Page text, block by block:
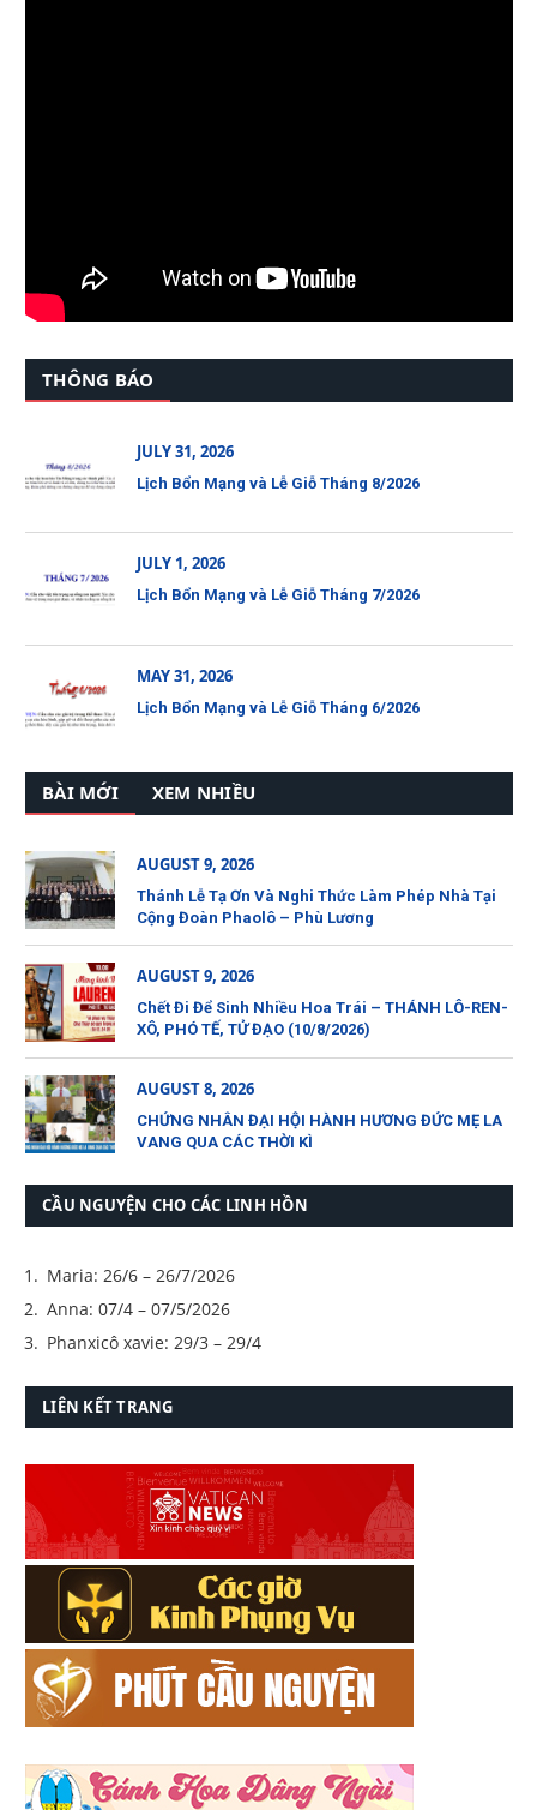
THÔNG BÁO
JULY 31, 2026
Lịch Bổn Mạng và Lễ Giỗ Tháng 8/2026
JULY 1, 2026
Lịch Bổn Mạng và Lễ Giỗ Tháng 7/2026
MAY 31, 2026
Lịch Bổn Mạng và Lễ Giỗ Tháng 6/2026
BÀI MỚI XEM NHIỀU
AUGUST 9, 2026
Thánh Lễ Tạ Ơn Và Nghi Thức Làm Phép Nhà Tại
Cộng Đoàn Phaolô – Phù Lương
AUGUST 9, 2026
Chết Đi Để Sinh Nhiều Hoa Trái – THÁNH LÔ-REN-
XÔ, PHÓ TẾ, TỬ ĐẠO (10/8/2026)
AUGUST 8, 2026
CHỨNG NHÂN ĐẠI HỘI HÀNH HƯƠNG ĐỨC MẸ LA
VANG QUA CÁC THỜI KÌ
CẦU NGUYỆN CHO CÁC LINH HỒN
Maria: 26/6 – 26/7/2026
Anna: 07/4 – 07/5/2026
Phanxicô xavie: 29/3 – 29/4
LIÊN KẾT TRANG